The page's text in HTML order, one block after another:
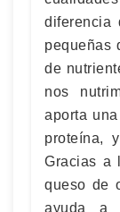
diferencia
pequeñas
de
nos
aporta
proteína,
Gracias a
queso de
ayuda a